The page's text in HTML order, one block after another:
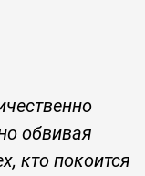
обвивая
кто покоится